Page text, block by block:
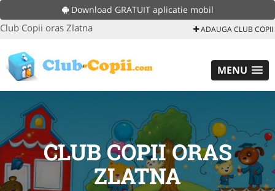
Download GRATUIT aplicatie mobil
Club Copii oras Zlatna ADAUGA CLUB COPII
MENU
CLUB COPII ORAS
ZLATNA